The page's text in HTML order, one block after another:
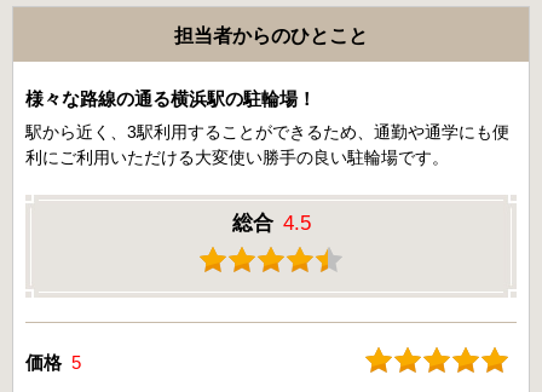
担当者からのひとこと
様々な路線の通る横浜駅の駐輪場！
駅から近く、3駅利用することができるため、通勤や通学にも便
利にご利用いただける大変使い勝手の良い駐輪場です。
総合 4.5
価格 5